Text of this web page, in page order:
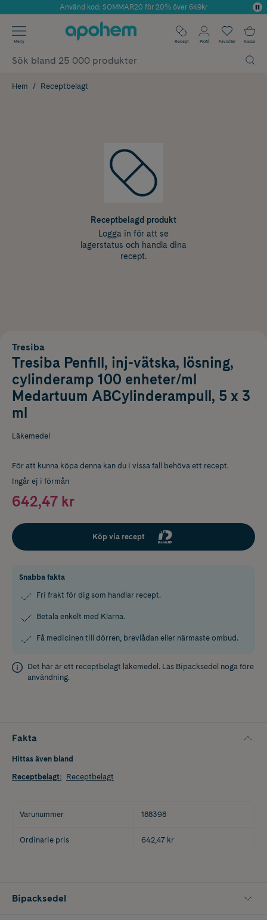
Årets Butik 2025 inom Skönhet
Använd kod: SOMMAR20 för 20% över 649kr
✓ Fri frakt
✓ Poäng på alla köp*
Meny Recept Profil Favoriter Kassa
Hem Receptbelagt
Receptbelagd produkt
Logga in för att se
lagerstatus och handla dina
recept.
Tresiba
Tresiba Penfill, inj-vätska, lösning,
cylinderamp 100 enheter/ml
Medartuum ABCylinderampull, 5 x 3
ml
Läkemedel
För att kunna köpa denna kan du i vissa fall behöva ett recept.
Ingår ej i förmån
642,47 kr
Köp via recept
Snabba fakta
Fri frakt för dig som handlar recept.
Betala enkelt med Klarna.
Få medicinen till dörren, brevlådan eller närmaste ombud.
Det här är ett receptbelagt läkemedel. Läs Bipacksedel noga före
användning.
Fakta
Hittas även bland
Receptbelagt: Receptbelagt
Varunummer 188398
Ordinarie pris 642,47 kr
Bipacksedel